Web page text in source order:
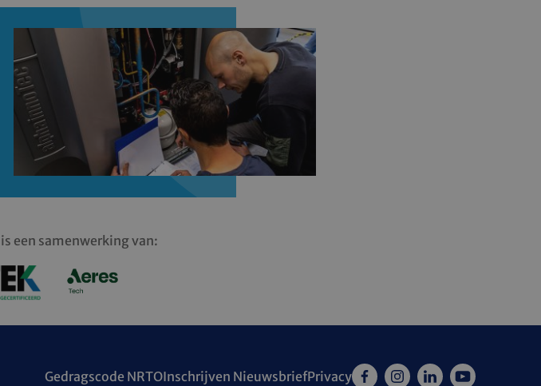
een samenwerking van:
Gedragscode NRTOInschrijven NieuwsbriefPrivacyFacebookInstagramLinkedInYouTube